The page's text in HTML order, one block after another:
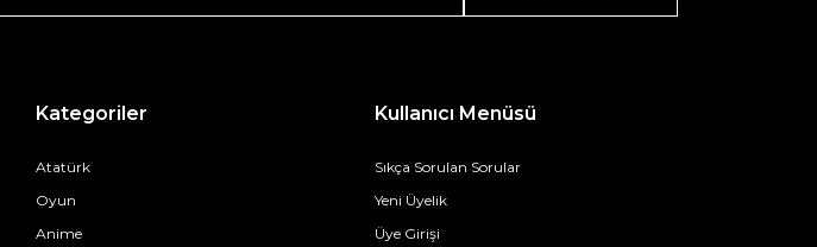
Kategoriler
Atatürk
Oyun
Anime
Kullanıcı Menüsü
Sıkça Sorulan Sorular
Yeni Üyelik
Üye Girişi